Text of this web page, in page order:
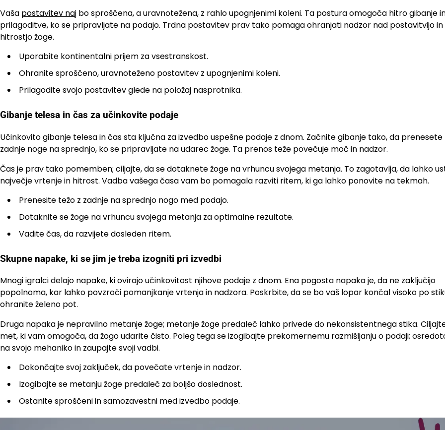
Vaša postavitev naj bo sproščena, a uravnotežena, z rahlo upognjenimi koleni. Ta postura omogoča hitro gibanje
prilagoditve, ko se pripravljate na podajo. Trdna postavitev prav tako pomaga ohranjati nadzor nad postavitvijo in
hitrostjo žoge.
Uporabite kontinentalni prijem za vsestranskost.
Ohranite sproščeno, uravnoteženo postavitev z upognjenimi koleni.
Prilagodite svojo postavitev glede na položaj nasprotnika.
Gibanje telesa in čas za učinkovite podaje
Učinkovito gibanje telesa in čas sta ključna za izvedbo uspešne podaje z dnom. Začnite gibanje tako, da prenesete
zadnje noge na sprednjo, ko se pripravljate na udarec žoge. Ta prenos teže povečuje moč in nadzor.
Čas je prav tako pomemben; ciljajte, da se dotaknete žoge na vrhuncu svojega metanja. To zagotavlja, da lahko
največje vrtenje in hitrost. Vadba vašega časa vam bo pomagala razviti ritem, ki ga lahko ponovite na tekmah.
Prenesite težo z zadnje na sprednjo nogo med podajo.
Dotaknite se žoge na vrhuncu svojega metanja za optimalne rezultate.
Vadite čas, da razvijete dosleden ritem.
Skupne napake, ki se jim je treba izogniti pri izvedbi
Mnogi igralci delajo napake, ki ovirajo učinkovitost njihove podaje z dnom. Ena pogosta napaka je, da ne zaključijo
popolnoma, kar lahko povzroči pomanjkanje vrtenja in nadzora. Poskrbite, da se bo vaš lopar končal visoko po
ohranite želeno pot.
Druga napaka je nepravilno metanje žoge; metanje žoge predaleč lahko privede do nekonsistentnega stika.
met, ki vam omogoča, da žogo udarite čisto. Poleg tega se izogibajte prekomernemu razmišljanju o podaji;
na svojo mehaniko in zaupajte svoji vadbi.
Dokončajte svoj zaključek, da povečate vrtenje in nadzor.
Izogibajte se metanju žoge predaleč za boljšo doslednost.
Ostanite sproščeni in samozavestni med izvedbo podaje.